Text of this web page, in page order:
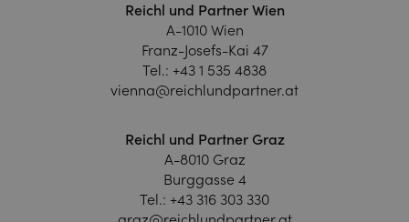
Reichl und Partner Wien
A-1010 Wien
Franz-Josefs-Kai 47
Tel.: +43 1 535 4838
vienna@reichlundpartner.at
Reichl und Partner Graz
A-8010 Graz
Burggasse 4
Tel.: +43 316 303 330